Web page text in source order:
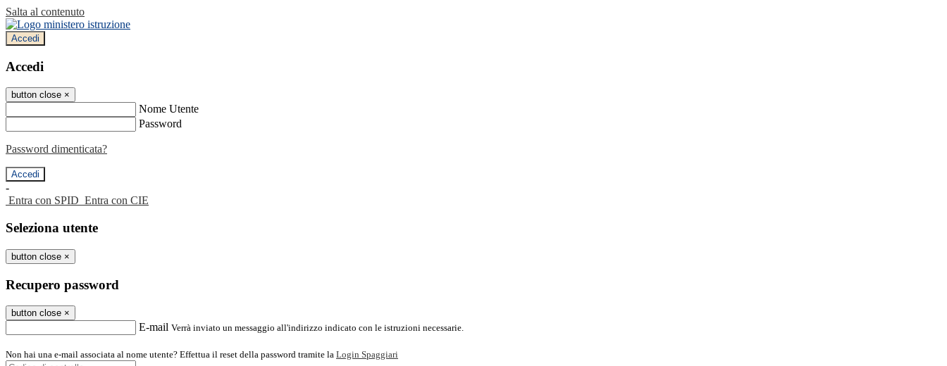
Salta al contenuto
Accedi
Accedi
button close ×
Nome Utente
Password
Password dimenticata?
-
Entra con SPID Entra con CIE
Seleziona utente
button close ×
Recupero password
button close ×
E-mail Verrà inviato un messaggio all'indirizzo indicato con le istruzioni necessarie.
Non hai una e-mail associata al nome utente? Effettua il reset della password tramite la Login Spaggiari